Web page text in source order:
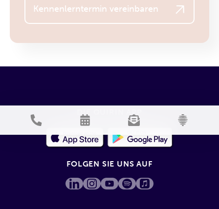
Kennenlerntermin vereinbaren
DIE QUIRIN APP
FOLGEN SIE UNS AUF